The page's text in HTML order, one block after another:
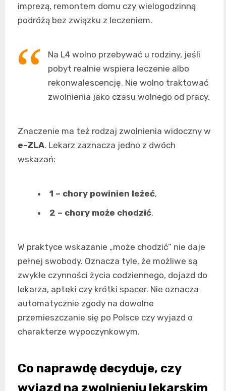
imprezą, remontem domu czy wielogodzinną
podróżą bez związku z leczeniem.
Na L4 wolno przebywać u rodziny, jeśli
pobyt realnie wspiera leczenie albo
rekonwalescencję. Nie wolno traktować
zwolnienia jako czasu wolnego od pracy.
Znaczenie ma też rodzaj zwolnienia widoczny w
e-ZLA. Lekarz zaznacza jedno z dwóch
wskazań:
1 – chory powinien leżeć,
2 – chory może chodzić.
W praktyce wskazanie „może chodzić” nie daje
pełnej swobody. Oznacza tyle, że możliwe są
zwykłe czynności życia codziennego, dojazd do
lekarza, apteki czy krótki spacer. Nie oznacza
automatycznie zgody na dowolne
przemieszczanie się po Polsce czy wyjazd o
charakterze wypoczynkowym.
Co naprawdę decyduje, czy
wyjazd na zwolnieniu lekarskim